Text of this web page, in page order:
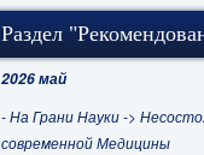
Раздел
2026 май
- На Грани Науки ->
современной Медицины